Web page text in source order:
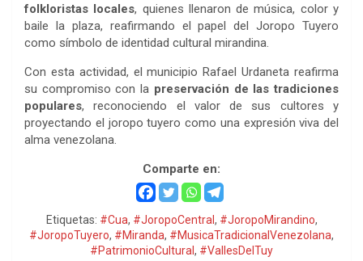
folkloristas locales, quienes llenaron de música, color y
baile la plaza, reafirmando el papel del Joropo Tuyero
como símbolo de identidad cultural mirandina.
Con esta actividad, el municipio Rafael Urdaneta reafirma
su compromiso con la preservación de las tradiciones
populares, reconociendo el valor de sus cultores y
proyectando el joropo tuyero como una expresión viva del
alma venezolana.
Comparte en:
Etiquetas: #Cua, #JoropoCentral , #JoropoMirandino,
#JoropoTuyero, #Miranda, #MusicaTradicionalVenezolana,
#PatrimonioCultural , #VallesDelTuy